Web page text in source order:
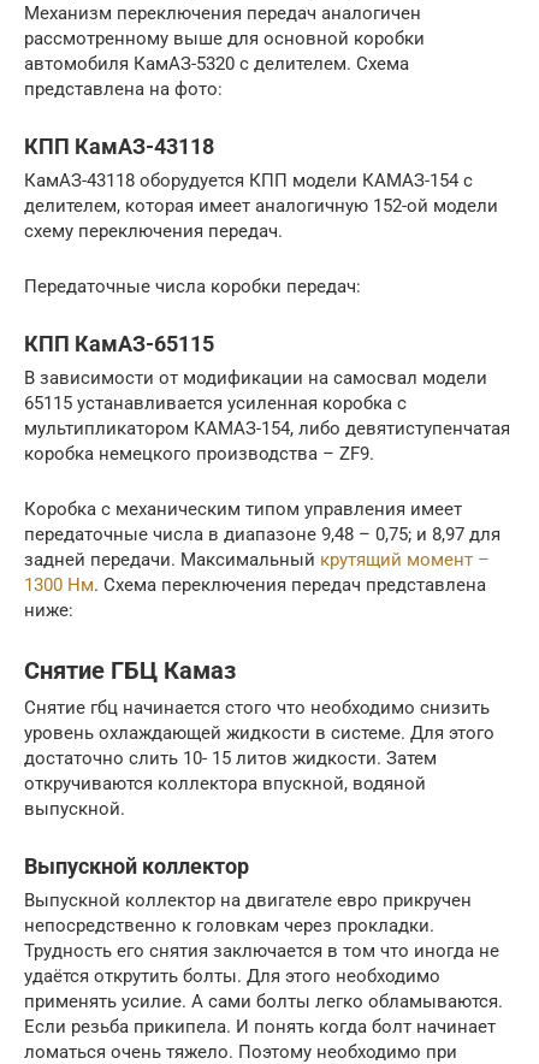
Механизм переключения передач аналогичен
рассмотренному выше для основной коробки
автомобиля КамАЗ-5320 с делителем. Схема
представлена на фото:
КПП КамАЗ-43118
КамАЗ-43118 оборудуется КПП модели КАМАЗ-154 с
делителем, которая имеет аналогичную 152-ой модели
схему переключения передач.
Передаточные числа коробки передач:
КПП КамАЗ-65115
В зависимости от модификации на самосвал модели
65115 устанавливается усиленная коробка с
мультипликатором КАМАЗ-154, либо девятиступенчатая
коробка немецкого производства – ZF9.
Коробка с механическим типом управления имеет
передаточные числа в диапазоне 9,48 – 0,75; и 8,97 для
задней передачи. Максимальный крутящий момент –
1300 Нм. Схема переключения передач представлена
ниже:
Снятие ГБЦ Камаз
Снятие гбц начинается стого что необходимо снизить
уровень охлаждающей жидкости в системе. Для этого
достаточно слить 10- 15 литов жидкости. Затем
откручиваются коллектора впускной, водяной
выпускной.
Выпускной коллектор
Выпускной коллектор на двигателе евро прикручен
непосредственно к головкам через прокладки.
Трудность его снятия заключается в том что иногда не
удаётся открутить болты. Для этого необходимо
применять усилие. А сами болты легко обламываются.
Если резьба прикипела. И понять когда болт начинает
ломаться очень тяжело. Поэтому необходимо при